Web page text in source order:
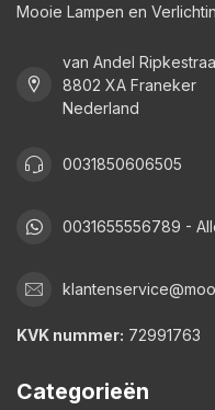
Mooie Lampen en
van Andel
8802 XA Franeker
Nederland
0031850606505
0031655556789 -
KVK nummer: 72991763
Categorieën